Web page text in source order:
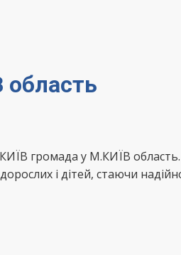
громада у М.КИЇВ область.
і дітей, стаючи